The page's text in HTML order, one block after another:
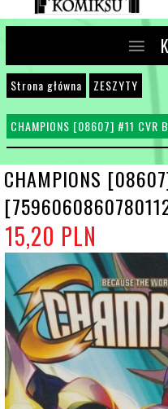
Strona główna ZESZYTY
CHAMPIONS [08607] #11
CHAMPIONS
15,20 PLN